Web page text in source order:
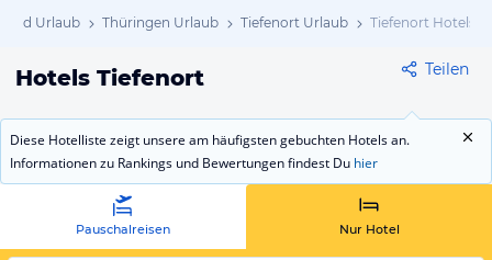
Urlaub Thüringen Urlaub Tiefenort Urlaub Tiefenort Hotels
Hotels Tiefenort Teilen
Diese Hotelliste zeigt unsere am häufigsten gebuchten Hotels an.
Informationen zu Rankings und Bewertungen findest Du hier
Pauschalreisen Nur Hotel